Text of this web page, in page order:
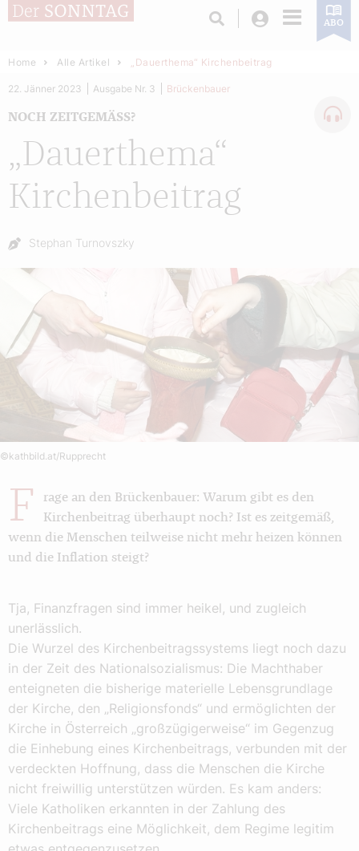
Login ABO
Home Alle Artikel „Dauerthema“ Kirchenbeitrag
„Dauerthema“
Kirchenbeitrag
NOCH ZEITGEMÄSS?
22. Jänner 2023 Ausgabe Nr. 3 Brückenbauer
Autor:
Stephan Turnovszky
©kathbild.at/Rupprecht
F
rage an den Brückenbauer: Warum gibt es den
Kirchenbeitrag überhaupt noch? Ist es zeitgemäß,
wenn die Menschen teilweise nicht mehr heizen können
und die Inflation steigt?
Tja, Finanzfragen sind immer heikel, und zugleich
unerlässlich.
Die Wurzel des Kirchenbeitragssystems liegt noch dazu
in der Zeit des Nationalsozialismus: Die Machthaber
enteigneten die bisherige materielle Lebensgrundlage
der Kirche, den „Religionsfonds“ und ermöglichten der
Kirche in Österreich „großzügigerweise“ im Gegenzug
die Einhebung eines Kirchenbeitrags, verbunden mit der
verdeckten Hoffnung, dass die Menschen die Kirche
nicht freiwillig unterstützen würden. Es kam anders:
Viele Katholiken erkannten in der Zahlung des
Kirchenbeitrags eine Möglichkeit, dem Regime legitim